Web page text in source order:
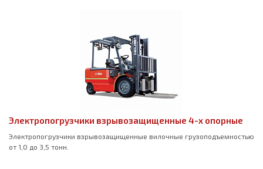
Электропогрузчики взрывозащищенные 4-х опорные
Электропогрузчики взрывозащищенные вилочные грузоподъемностью
от 1,0 до 3,5 тонн.